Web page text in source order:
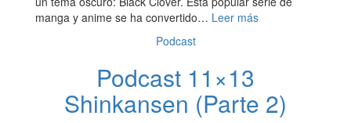
manga y anime se ha convertido… Leer más
Podcast
Podcast 11×13
Shinkansen (Parte 2)